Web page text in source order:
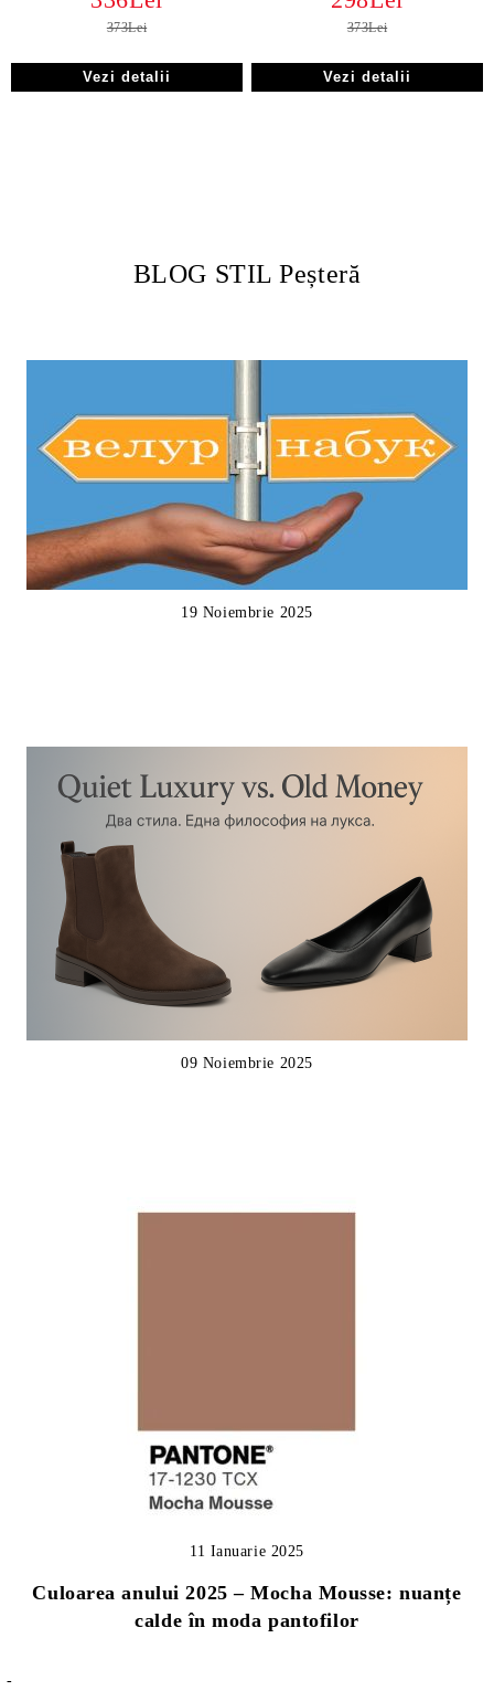
373Lei
Vezi detalii
373Lei
Vezi detalii
BLOG STIL Peșteră
19 Noiembrie 2025
09 Noiembrie 2025
Culoarea anului 2025 – Mocha Mousse: nuanțe
calde în moda pantofilor
11 Ianuarie 2025
-